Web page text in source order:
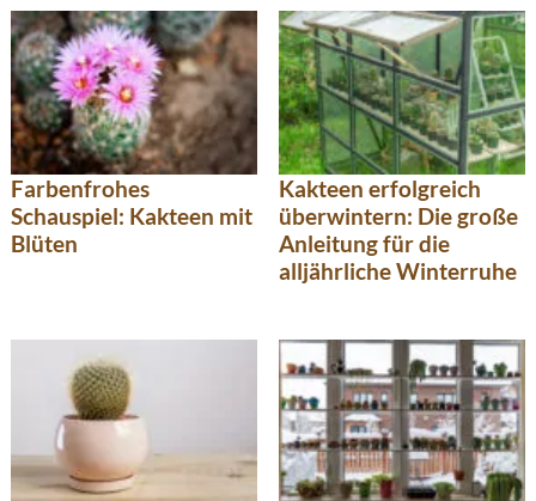
Farbenfrohes
Schauspiel: Kakteen mit
Blüten
Kakteen erfolgreich
überwintern: Die große
Anleitung für die
alljährliche Winterruhe